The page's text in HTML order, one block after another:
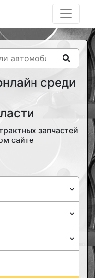
среди
запчастей
сайте